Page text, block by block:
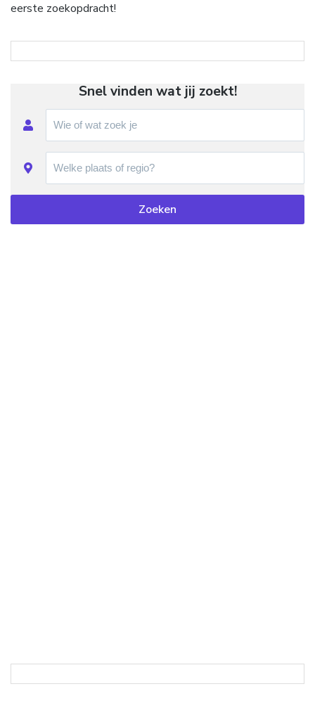
eerste zoekopdracht!
Snel vinden wat jij zoekt!